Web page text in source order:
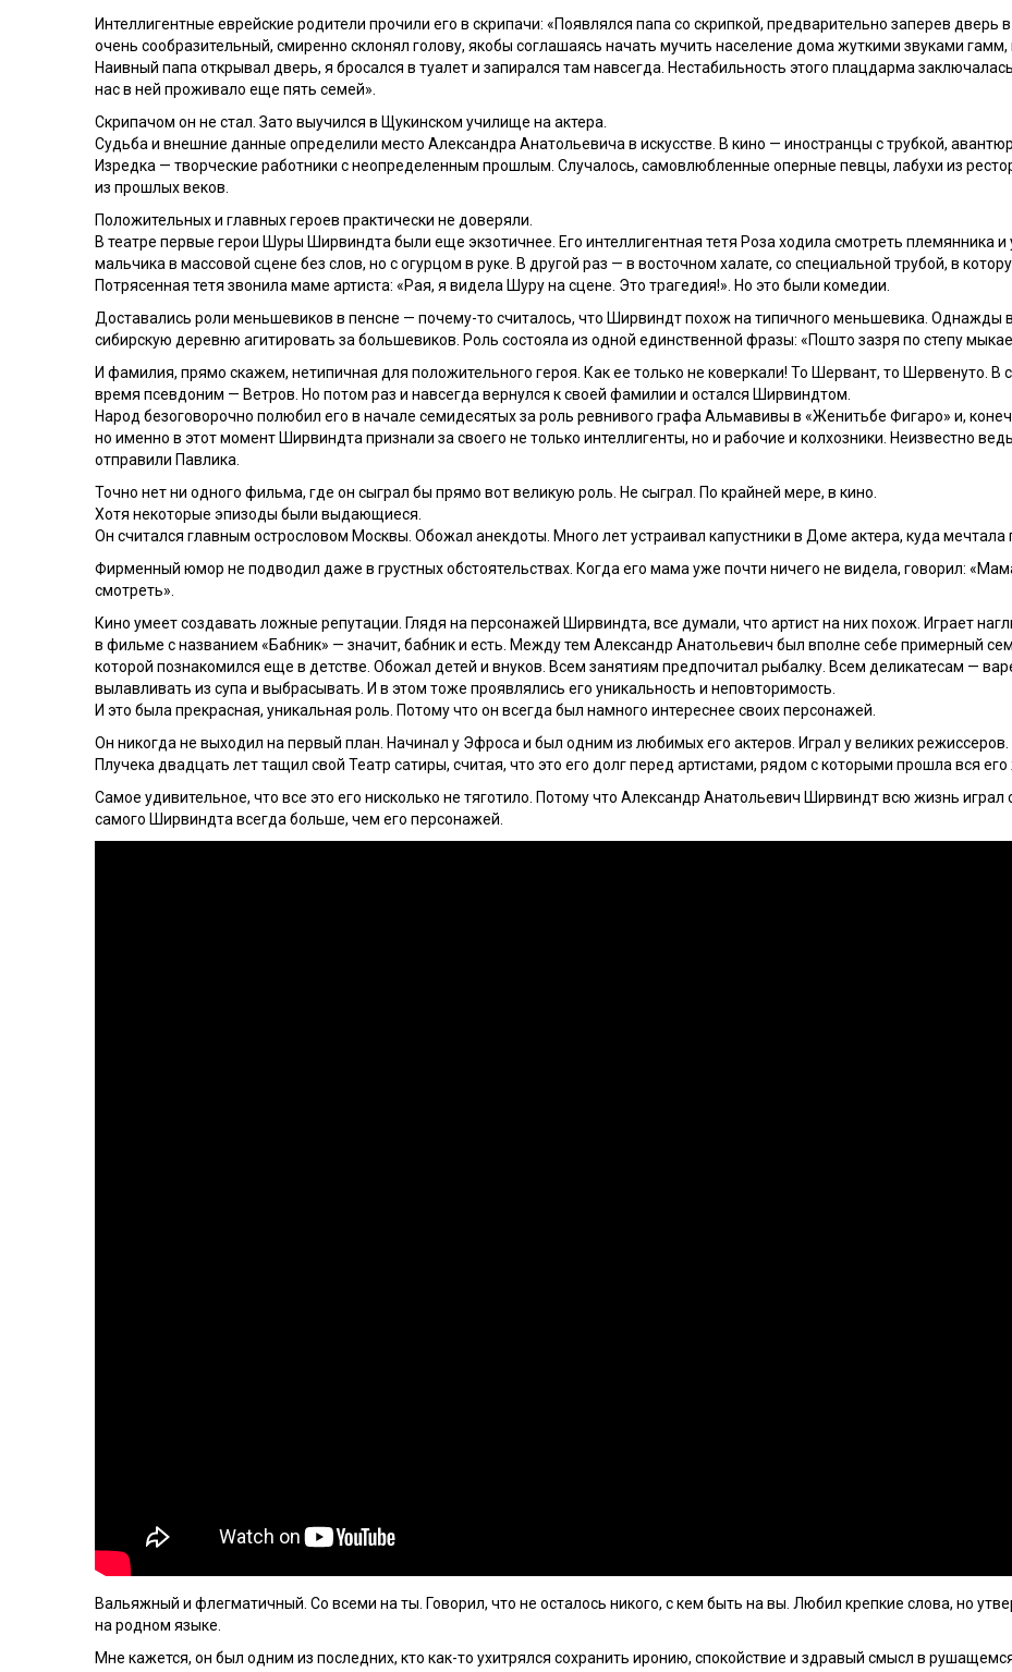
Интеллигентные еврейские родители прочили его в скрипачи: «Появлялся папа со скрипкой, предварительно заперев дверь
очень сообразительный, смиренно склонял голову, якобы соглашаясь начать мучить население дома жуткими звуками
Наивный папа открывал дверь, я бросался в туалет и запирался там навсегда. Нестабильность этого плацдарма
нас в ней проживало еще пять семей».
Скрипачом он не стал. Зато выучился в Щукинском училище на актера.
Судьба и внешние данные определили место Александра Анатольевича в искусстве. В кино — иностранцы с трубкой,
Изредка — творческие работники с неопределенным прошлым. Случалось, самовлюбленные оперные певцы, лабухи из
из прошлых веков.
Положительных и главных героев практически не доверяли.
В театре первые герои Шуры Ширвиндта были еще экзотичнее. Его интеллигентная тетя Роза ходила смотреть племянника
мальчика в массовой сцене без слов, но с огурцом в руке. В другой раз — в восточном халате, со специальной трубой, в
Потрясенная тетя звонила маме артиста: «Рая, я видела Шуру на сцене. Это трагедия!». Но это были комедии.
Доставались роли меньшевиков в пенсне — почему-то считалось, что Ширвиндт похож на типичного меньшевика. Однажды
сибирскую деревню агитировать за большевиков. Роль состояла из одной единственной фразы: «Пошто зазря по степу
И фамилия, прямо скажем, нетипичная для положительного героя. Как ее только не коверкали! То Шервант, то Шервенуто.
время псевдоним — Ветров. Но потом раз и навсегда вернулся к своей фамилии и остался Ширвиндтом.
Народ безоговорочно полюбил его в начале семидесятых за роль ревнивого графа Альмавивы в «Женитьбе Фигаро» и,
но именно в этот момент Ширвиндта признали за своего не только интеллигенты, но и рабочие и колхозники. Неизвестно
отправили Павлика.
Точно нет ни одного фильма, где он сыграл бы прямо вот великую роль. Не сыграл. По крайней мере, в кино.
Хотя некоторые эпизоды были выдающиеся.
Он считался главным острословом Москвы. Обожал анекдоты. Много лет устраивал капустники в Доме актера, куда мечтала
Фирменный юмор не подводил даже в грустных обстоятельствах. Когда его мама уже почти ничего не видела, говорил:
смотреть».
Кино умеет создавать ложные репутации. Глядя на персонажей Ширвиндта, все думали, что артист на них похож. Играет
в фильме с названием «Бабник» — значит, бабник и есть. Между тем Александр Анатольевич был вполне себе примерный
которой познакомился еще в детстве. Обожал детей и внуков. Всем занятиям предпочитал рыбалку. Всем деликатесам —
вылавливать из супа и выбрасывать. И в этом тоже проявлялись его уникальность и неповторимость.
И это была прекрасная, уникальная роль. Потому что он всегда был намного интереснее своих персонажей.
Он никогда не выходил на первый план. Начинал у Эфроса и был одним из любимых его актеров. Играл у великих
Плучека двадцать лет тащил свой Театр сатиры, считая, что это его долг перед артистами, рядом с которыми прошла вся его
Самое удивительное, что все это его нисколько не тяготило. Потому что Александр Анатольевич Ширвиндт всю жизнь играл
самого Ширвиндта всегда больше, чем его персонажей.
Вальяжный и флегматичный. Со всеми на ты. Говорил, что не осталось никого, с кем быть на вы. Любил крепкие слова, но
на родном языке.
Мне кажется, он был одним из последних, кто как-то ухитрялся сохранить иронию, спокойствие и здравый смысл в